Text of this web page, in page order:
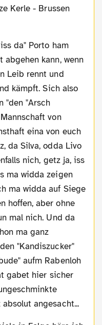
Kerle - Brussen
kann, wenn
Leib rennt und
kämpft. Sich also
"den "Arsch
von
eina von euch
da Silva, odda Livo
nich, getz ja, iss
ma widda zeigen
ma widda auf Siege
hoffen, aber ohne
mal nich. Und da
ma ganz
"Kandiszucker"
aufm Rabenloh
gabet hier sicher
angesacht...